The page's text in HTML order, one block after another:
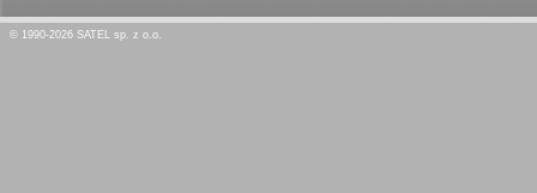
© 1990-2026 SATEL sp. z o.o.